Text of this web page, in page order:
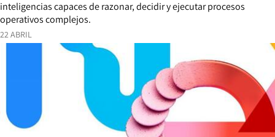
22 ABRIL
inteligencias capaces de razonar, decidir y ejecutar procesos
operativos complejos.